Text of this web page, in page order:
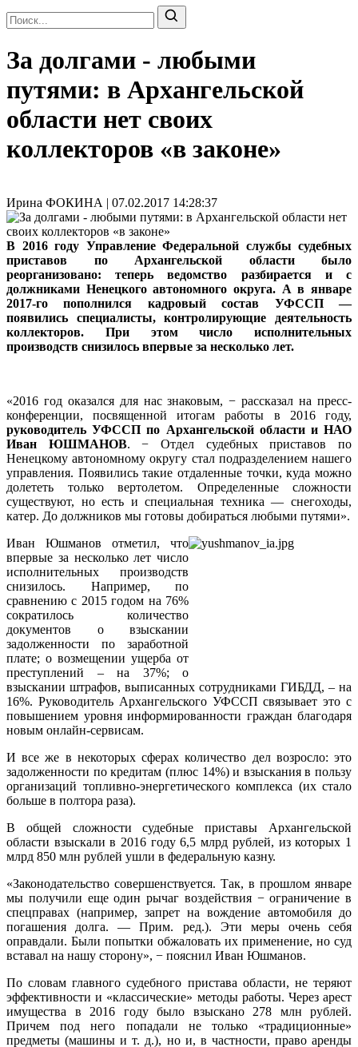
За долгами - любыми
путями: в Архангельской
области нет своих
коллекторов «в законе»
Ирина ФОКИНА | 07.02.2017 14:28:37
В 2016 году Управление Федеральной службы судебных
приставов по Архангельской области было
реорганизовано: теперь ведомство разбирается и с
должниками Ненецкого автономного округа. А в январе
2017-го пополнился кадровый состав УФССП —
появились специалисты, контролирующие деятельность
коллекторов. При этом число исполнительных
производств снизилось впервые за несколько лет.
«2016 год оказался для нас знаковым, − рассказал на пресс-
конференции, посвященной итогам работы в 2016 году,
руководитель УФССП по Архангельской области и НАО
Иван ЮШМАНОВ. − Отдел судебных приставов по
Ненецкому автономному округу стал подразделением нашего
управления. Появились такие отдаленные точки, куда можно
долететь только вертолетом. Определенные сложности
существуют, но есть и специальная техника — снегоходы,
катер. До должников мы готовы добираться любыми путями».
Иван Юшманов отметил, что
впервые за несколько лет число
исполнительных производств
снизилось. Например, по
сравнению с 2015 годом на 76%
сократилось количество
документов о взыскании
задолженности по заработной
плате; о возмещении ущерба от
преступлений – на 37%; о
взыскании штрафов, выписанных сотрудниками ГИБДД, – на
16%. Руководитель Архангельского УФССП связывает это с
повышением уровня информированности граждан благодаря
новым онлайн-сервисам.
И все же в некоторых сферах количество дел возросло: это
задолженности по кредитам (плюс 14%) и взыскания в пользу
организаций топливно-энергетического комплекса (их стало
больше в полтора раза).
В общей сложности судебные приставы Архангельской
области взыскали в 2016 году 6,5 млрд рублей, из которых 1
млрд 850 млн рублей ушли в федеральную казну.
«Законодательство совершенствуется. Так, в прошлом январе
мы получили еще один рычаг воздействия − ограничение в
спецправах (например, запрет на вождение автомобиля до
погашения долга. — Прим. ред.). Эти меры очень себя
оправдали. Были попытки обжаловать их применение, но суд
вставал на нашу сторону», − пояснил Иван Юшманов.
По словам главного судебного пристава области, не теряют
эффективности и «классические» методы работы. Через арест
имущества в 2016 году было взыскано 278 млн рублей.
Причем под него попадали не только «традиционные»
предметы (машины и т. д.), но и, в частности, право аренды